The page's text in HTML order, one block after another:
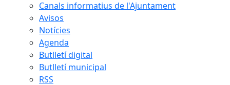
Canals informatius de l'Ajuntament
Avisos
Notícies
Agenda
Butlletí digital
Butlletí municipal
RSS